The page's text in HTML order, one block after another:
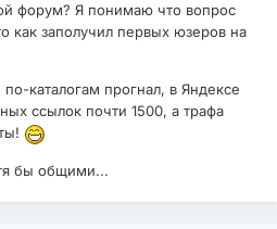
форум? Я понимаю что вопрос
как заполучил первых юзеров на
каталогам прогнал, в Яндексе
ссылок почти 1500, а трафа
бы общими...